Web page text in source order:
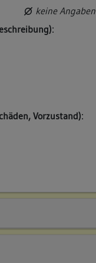
keine Angaben
Vorzustand):